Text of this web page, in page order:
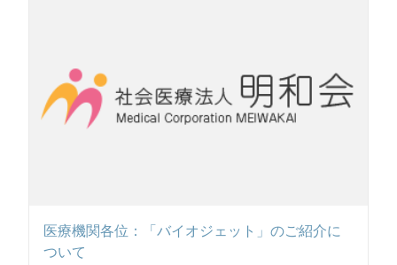
医療機関各位：「バイオジェット」のご紹介に
ついて